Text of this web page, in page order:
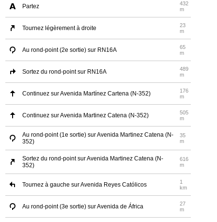
Partez
432
m
Tournez légèrement à droite
23
m
Au rond-point (2e sortie) sur RN16A
65
m
Sortez du rond-point sur RN16A
489
m
Continuez sur Avenida Martínez Cartena (N-352)
176
m
Continuez sur Avenida Martinez Catena (N-352)
505
m
Au rond-point (1e sortie) sur Avenida Martinez Catena (N-
352)
35
m
Sortez du rond-point sur Avenida Martinez Catena (N-
352)
616
m
Tournez à gauche sur Avenida Reyes Católicos
1
km
Au rond-point (3e sortie) sur Avenida de África
27
m